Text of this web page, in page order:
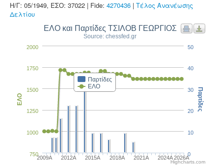
Η/Γ: 05/1949, ΕΣΟ: 37022 | Fide: 4270436 | Τέλος Ανανέωσης
Δελτίου
ΕΛΟ και Παρτίδες ΤΣΙΛΟΒ ΓΕΩΡΓΙΟΣ
Source: chessfed.gr
Παρτίδες
ΕΛΟ
2009A 2012A 2015A 2018A 2021A 2024A2026A
1000
750
1250
1500
1750
2000
ΕΛΟ
0
10
20
30
40
50
Παρτίδες
Highcharts.com